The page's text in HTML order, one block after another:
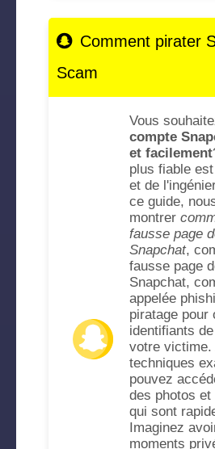
Comment pirater
Scam
Vous
compte
et facilement
plus fiable
et de
ce guide,
montrer
fausse page
Snapchat,
fausse page
Snapchat,
appelée
piratage pour
identifiants
votre victime.
techniques
pouvez
des photos
qui sont
Imaginez
moments